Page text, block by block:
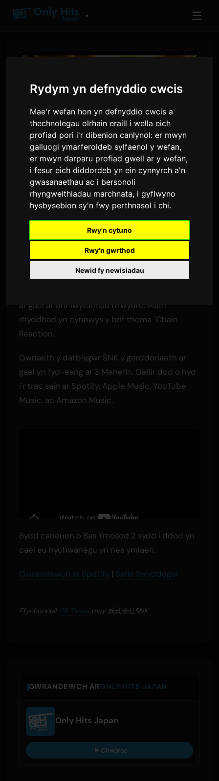
Rydym yn defnyddio cwcis
Mae'r wefan hon yn defnyddio cwcis a
thechnolegau olrhain eraill i wella eich
profiad pori i'r dibenion canlynol:er mwyn
galluogi ymarferoldeb sylfaenol y wefan,
er mwyn darparu profiad gwell ar y wefan,
i fesur eich diddordeb yn ein cynnyrch a'n
gwasanaethau ac i bersonoli
rhyngweithiadau marchnata, i gyflwyno
hysbysebion sy'n fwy perthnasol i chi.
Rwy'n cytuno
Rwy'n gwrthod
Newid fy newisiadau
▼ ☰
MAWR NAW: Mae Sain Siamp
Twrw Mewn Gwasanaethau
Ffrwydro
3 Mehefin 2026
Cyfieithwyd o Saesneg
2,400 golygfeydd
Mae'r trac sain llawn 97-tracio ar gyfer y gêm
ar gael ar brif lwyfannau ffrwydro. Mae'r
rhyddhad yn cynnwys y brif thema "Chain
Reaction."
Gwnaeth y datblygwr SNK y gerddoriaeth ar
gael yn fyd-eang ar 3 Mehefin. Gellir dod o hyd
i'r trac sain ar Spotify, Apple Music, YouTube
Music, ac Amazon Music.
Bydd caneuon o Bas Ymosod 2 sydd i ddod yn
cael eu hychwanegu yn nes ymlaen.
Gwrandewch ar Spotify | Safle Swyddogol
Ffynhonnell: PR Timestrwy 株式会社SNK
GWRANDEWCH ARONLY HITS JAPAN
Only Hits Japan
Chwarae